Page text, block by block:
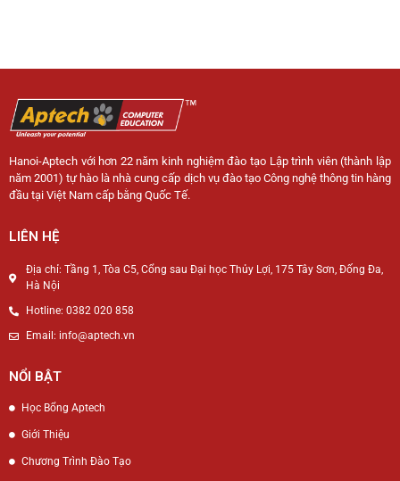
Hanoi-Aptech với hơn 22 năm kinh nghiệm đào tạo Lập trình viên (thành lập
năm 2001) tự hào là nhà cung cấp dịch vụ đào tạo Công nghệ thông tin hàng
đầu tại Việt Nam cấp bằng Quốc Tế.
LIÊN HỆ
Địa chỉ: Tầng 1, Tòa C5, Cổng sau Đại học Thủy Lợi, 175 Tây Sơn, Đống Đa,
Hà Nội
Hotline: 0382 020 858
Email: info@aptech.vn
NỔI BẬT
Học Bổng Aptech
Giới Thiệu
Chương Trình Đào Tạo